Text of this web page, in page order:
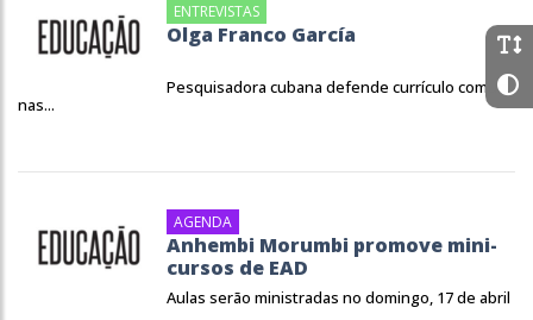
ENTREVISTAS
Olga Franco García
Pesquisadora cubana defende currículo comum
nas...
AGENDA
Anhembi Morumbi promove mini-
cursos de EAD
Aulas serão ministradas no domingo, 17 de abril